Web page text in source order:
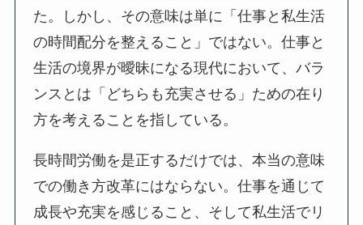
た。しかし、その意味は単に「仕事と私生活
の時間配分を整えること」ではない。仕事と
生活の境界が曖昧になる現代において、バラ
ンスとは「どちらも充実させる」ための在り
方を考えることを指している。
長時間労働を是正するだけでは、本当の意味
での働き方改革にはならない。仕事を通じて
成長や充実を感じること、そして私生活でリ